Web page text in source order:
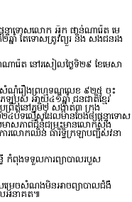
ន្ទាទោសលោក អុ៑ក ផាន់ណារ៉េត មេ
នាំ តែទោសត្រូវព្យួរ និង សងជនរង
ារ៉េត នៅរសៀលថ្ងៃទិ២៩ ខែមេសា
ះសំណុំរឿងព្រហ្មទណ្ឌលេខ ៩២៥ ចុះ
ប្រុស អាយុ៤១ឆ្នាំ ជនជាតិខ្មែរ
ព្រឹត្តនៅភូមិ២ សង្កាត់៣ ក្រុង
៤បទល្មើសដែលមានចែងឲ្យផ្តន្ទាទោស
មាសភាពជំនុំជម្រះមានលោកសុង
លោកឈិន ធារិទ្ធិក្រឡាបញ្ជីសវនា
ធី កំពុងទទួលការព្យាបាលរបួស
សម្រេចសំណងមិនអាចព្យាបាលជំងឺ
លអនាគត៕